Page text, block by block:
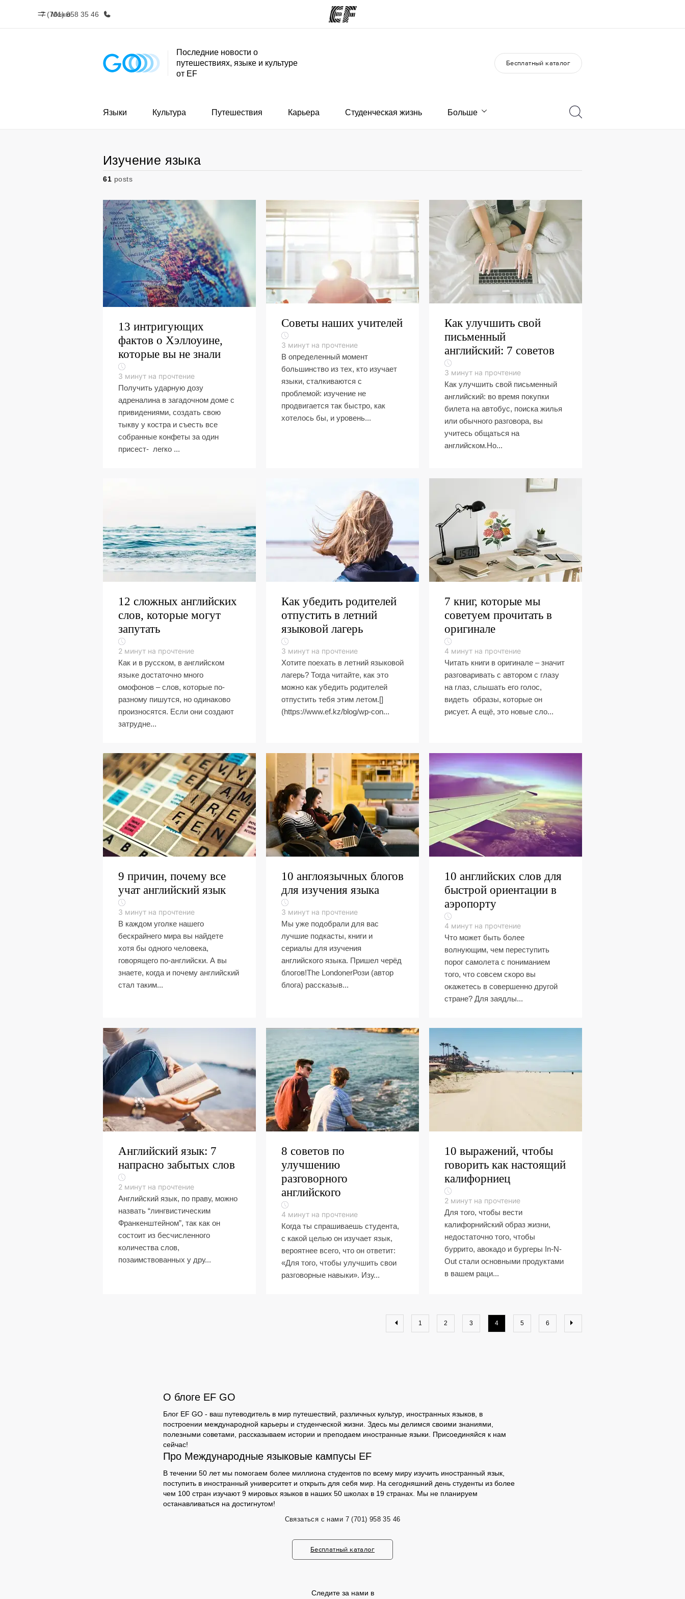
Меню
7 (701) 958 35 46
Главная Программы
Все курсы и программы
Карьера
Последние новости о
путешествиях, языке и культуре
от EF
Бесплатный каталог
Языки Культура Путешествия Карьера Студенческая жизнь Больше
Изучение языка
61 posts
13 интригующих
фактов о Хэллоуине,
которые вы не знали
3 минут на прочтение
Получить ударную дозу
адреналина в загадочном доме с
привидениями, создать свою
тыкву у костра и съесть все
собранные конфеты за один
присест- легко ...
Советы наших учителей
3 минут на прочтение
В определенный момент
большинство из тех, кто изучает
языки, сталкиваются с
проблемой: изучение не
продвигается так быстро, как
хотелось бы, и уровень...
Как улучшить свой
письменный
английский: 7 советов
3 минут на прочтение
Как улучшить свой письменный
английский: во время покупки
билета на автобус, поиска жилья
или обычного разговора, вы
учитесь общаться на
английском.Но...
12 сложных английских
слов, которые могут
запутать
2 минут на прочтение
Как и в русском, в английском
языке достаточно много
омофонов – слов, которые по-
разному пишутся, но одинаково
произносятся. Если они создают
затрудне...
Как убедить родителей
отпустить в летний
языковой лагерь
3 минут на прочтение
Хотите поехать в летний языковой
лагерь? Тогда читайте, как это
можно как убедить родителей
отпустить тебя этим летом.[]
(https://www.ef.kz/blog/wp-con...
7 книг, которые мы
советуем прочитать в
оригинале
4 минут на прочтение
Читать книги в оригинале ­– значит
разговаривать с автором с глазу
на глаз, слышать его голос,
видеть образы, которые он
рисует. А ещё, это новые сло...
9 причин, почему все
учат английский язык
3 минут на прочтение
В каждом уголке нашего
бескрайнего мира вы найдете
хотя бы одного человека,
говорящего по-английски. А вы
знаете, когда и почему английский
стал таким...
10 англоязычных блогов
для изучения языка
3 минут на прочтение
Мы уже подобрали для вас
лучшие подкасты, книги и
сериалы для изучения
английского языка. Пришел черёд
блогов!The LondonerРози (автор
блога) рассказыв...
10 английских слов для
быстрой ориентации в
аэропорту
4 минут на прочтение
Что может быть более
волнующим, чем переступить
порог самолета с пониманием
того, что совсем скоро вы
окажетесь в совершенно другой
стране? Для заядлы...
Английский язык: 7
напрасно забытых слов
2 минут на прочтение
Английский язык, по праву, можно
назвать “лингвистическим
Франкенштейном”, так как он
состоит из бесчисленного
количества слов,
позаимствованных у дру...
8 советов по
улучшению
разговорного
английского
4 минут на прочтение
Когда ты спрашиваешь студента,
с какой целью он изучает язык,
вероятнее всего, что он ответит:
«Для того, чтобы улучшить свои
разговорные навыки». Изу...
10 выражений, чтобы
говорить как настоящий
калифорниец
2 минут на прочтение
Для того, чтобы вести
калифорнийский образ жизни,
недостаточно того, чтобы
буррито, авокадо и бургеры In-N-
Out стали основными продуктами
в вашем раци...
1 2 3 4 5 6
О блоге EF GO
Блог EF GO - ваш путеводитель в мир путешествий, различных культур, иностранных языков, в
построении международной карьеры и студенческой жизни. Здесь мы делимся своими знаниями,
полезными советами, рассказываем истории и преподаем иностранные языки. Присоединяйся к нам
сейчас!
Про Международные языковые кампусы EF
В течении 50 лет мы помогаем более миллиона студентов по всему миру изучить иностранный язык,
поступить в иностранный университет и открыть для себя мир. На сегодняшний день студенты из более
чем 100 стран изучают 9 мировых языков в наших 50 школах в 19 странах. Мы не планируем
останавливаться на достигнутом!
Связаться с нами 7 (701) 958 35 46
Бесплатный каталог
Следите за нами в